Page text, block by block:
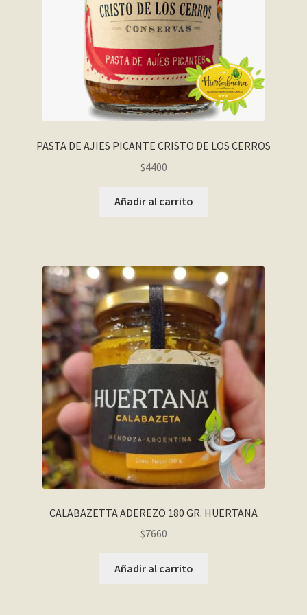
PASTA DE AJIES PICANTE CRISTO DE LOS CERROS
$4400
Añadir al carrito
CALABAZETTA ADEREZO 180 GR. HUERTANA
$7660
Añadir al carrito